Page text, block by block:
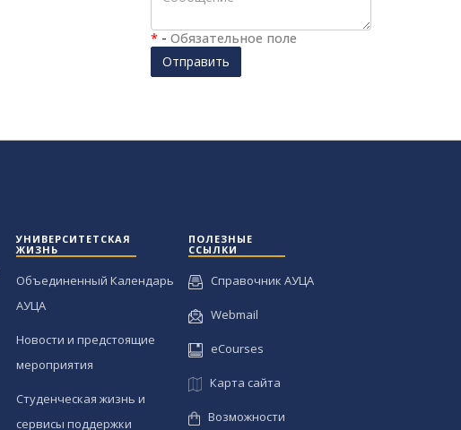
* - Обязательное поле
Отправить
УНИВЕРСИТЕТСКАЯ
ЖИЗНЬ
Объединенный Календарь
АУЦА
Новости и предстоящие
мероприятия
Студенческая жизнь и
сервисы поддержки
ПОЛЕЗНЫЕ
ССЫЛКИ
Справочник АУЦА
Webmail
eCourses
Карта сайта
Возможности